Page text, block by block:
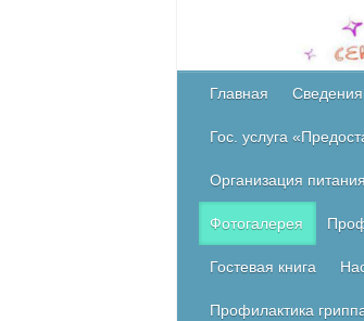
Главная Сведения
Гос. услуга
Организация
Фотогалерея
Гостевая книга
Профилактика